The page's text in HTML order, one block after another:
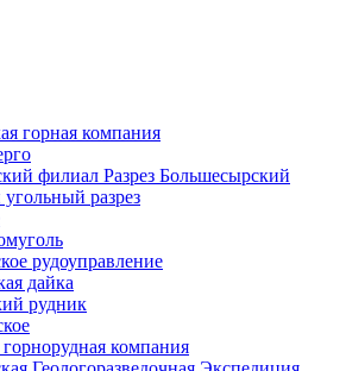
горная компания
филиал Разрез Большесырский
угольный разрез
рудоуправление
дайка
рудник
горнорудная компания